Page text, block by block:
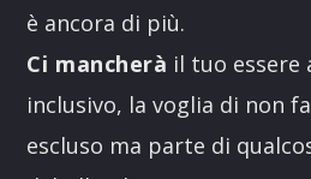
è ancora di più.
Ci mancherà il tuo essere
inclusivo, la voglia di non
escluso ma parte di